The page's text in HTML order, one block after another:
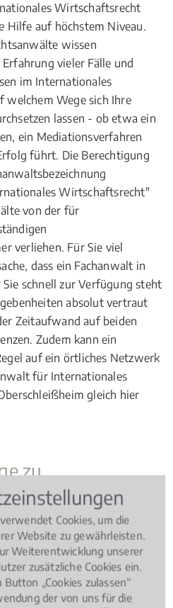
Wirtschaftsrecht
Hilfe auf höchstem Niveau.
wissen
vieler Fälle und
im Internationales
Wege sich Ihre
lassen - ob etwa ein
ein Mediationsverfahren
führt. Die Berechtigung
Wirtschaftsrecht"
von der für
verliehen. Für Sie viel
dass ein Fachanwalt in
schnell zur Verfügung steht
absolut vertraut
Zeitaufwand auf beiden
Zudem kann ein
auf ein örtliches Netzwerk
für Internationales
gleich hier
zu
Wirtschaftsrecht
(Update 05.08.2026)
Gebühren – Was
müssen!
Cookies, um die
Website zu gewährleisten.
Weiterentwicklung unserer
zusätzliche Cookies ein.
„Cookies zulassen“
der von uns für die